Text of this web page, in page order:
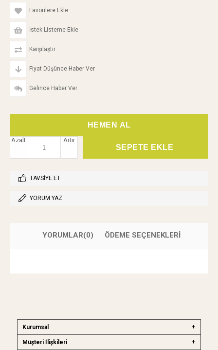
Favorilere Ekle
İstek Listeme Ekle
Karşılaştır
Fiyat Düşünce Haber Ver
Gelince Haber Ver
Artır
Azalt
TAVSIYE ET
YORUM YAZ
YORUMLAR(0) ÖDEME SEÇENEKLERI
Kurumsal
Müşteri İlişkileri